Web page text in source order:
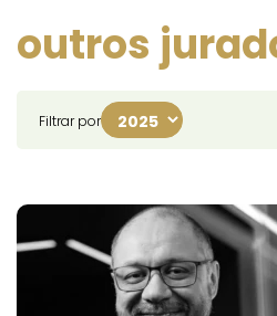
outros
Filtrar por